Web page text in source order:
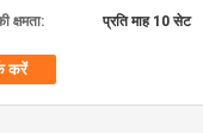
क्षमता:
प्रति माह 10 सेट
करें